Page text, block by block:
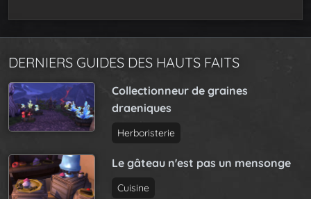
DERNIERS GUIDES DES HAUTS FAITS
Collectionneur de graines
draeniques
Herboristerie
Le gâteau n'est pas un mensonge
Cuisine